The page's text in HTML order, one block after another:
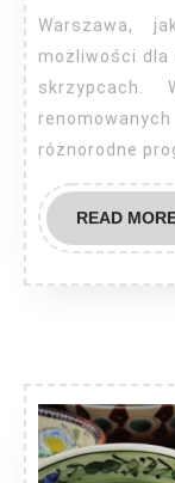
Warszawa, jako stolica Polski, oferuje wiele
możliwości dla
różnorodne
READ